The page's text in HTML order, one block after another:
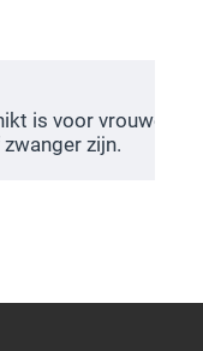
is voor vrouwen
zijn.